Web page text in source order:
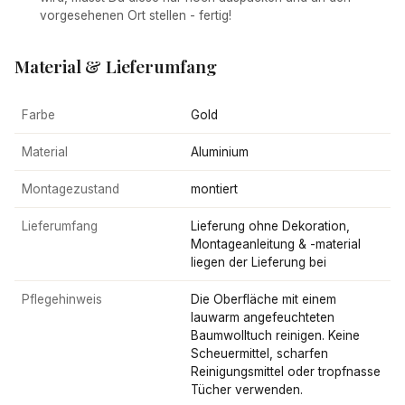
vorgesehenen Ort stellen - fertig!
Material & Lieferumfang
Farbe Gold
Material Aluminium
Montagezustand montiert
Lieferumfang
Lieferung ohne Dekoration,
Montageanleitung & -material
liegen der Lieferung bei
Pflegehinweis
Die Oberfläche mit einem
lauwarm angefeuchteten
Baumwolltuch reinigen. Keine
Scheuermittel, scharfen
Reinigungsmittel oder tropfnasse
Tücher verwenden.